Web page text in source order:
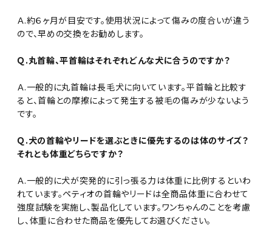
Ａ.約６ヶ月が目安です。使用状況によって傷みの度合いが違う
ので、早めの交換をお勧めします。
Ｑ.丸首輪、平首輪はそれぞれどんな犬に合うのですか？
Ａ.一般的に丸首輪は長毛犬に向いています。平首輪と比較す
ると、首輪との摩擦によって発生する被毛の傷みが少ないよう
です。
Ｑ.犬の首輪やリードを選ぶときに優先するのは体のサイズ？
それとも体重どちらですか？
Ａ.一般的に犬が突発的に引っ張る力は体重に比例するといわ
れています。ペティオの首輪やリードは全商品体重に合わせて
強度試験を実施し、製品化しています。ワンちゃんのことを考慮
し、体重に合わせた商品を優先してお選びください。